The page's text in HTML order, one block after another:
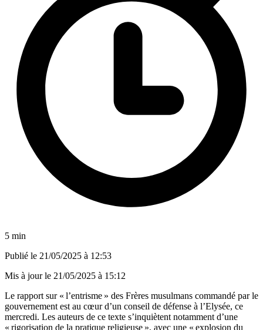
5 min
Publié le 21/05/2025 à 12:53
Mis à jour le 21/05/2025 à 15:12
Le rapport sur « l’entrisme » des Frères musulmans commandé par le
gouvernement est au cœur d’un conseil de défense à l’Elysée, ce
mercredi. Les auteurs de ce texte s’inquiètent notamment d’une
« rigorisation de la pratique religieuse », avec une « explosion du